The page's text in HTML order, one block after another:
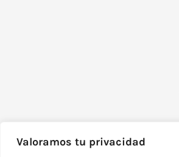
Valoramos tu privacidad